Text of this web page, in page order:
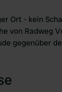
Ort - kein
von Radweg
gegenüber